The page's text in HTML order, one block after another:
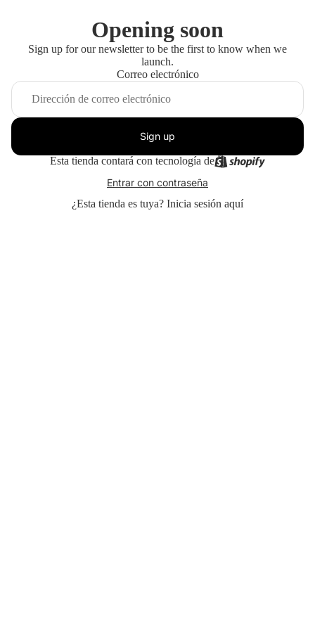
Opening soon
Sign up for our newsletter to be the first to know when we
launch.
Correo electrónico
Sign up
Esta tienda contará con tecnología de
Entrar con contraseña
¿Esta tienda es tuya? Inicia sesión aquí